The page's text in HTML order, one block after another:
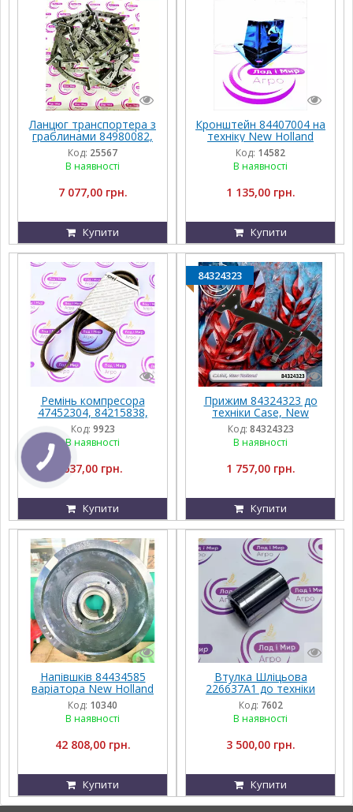
Ланцюг транспортера з
граблинами 84980082,
47953884, 18AP006625
до New Holland
Код: 25567
В наявності
7 077,00 грн.
Купити
Кронштейн 84407004 на
техніку New Holland
Код: 14582
В наявності
1 135,00 грн.
Купити
Ремінь компресора
47452304, 84215838,
84292639, 84406423,
87105839, 87282333 до
New Holland
Код: 9923
В наявності
637,00 грн.
Купити
84324323
Прижим 84324323 до
техніки Case, New
Holland
Код: 84324323
В наявності
1 757,00 грн.
Купити
Напівшків 84434585
варіатора New Holland
Код: 10340
В наявності
42 808,00 грн.
Купити
Втулка Шліцьова
226637A1 до техніки
CNH
Код: 7602
В наявності
3 500,00 грн.
Купити